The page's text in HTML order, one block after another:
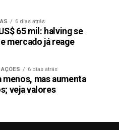
6 dias atrás
65 mil: halving se
mercado já reage
6 dias atrás
menos, mas aumenta
veja valores